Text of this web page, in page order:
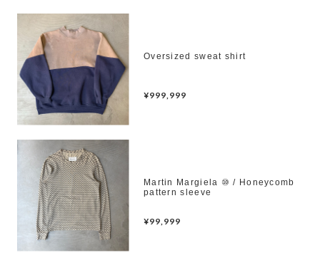
Oversized sweat shirt
¥999,999
Martin Margiela ⑩ / Honeycomb
pattern sleeve
¥99,999